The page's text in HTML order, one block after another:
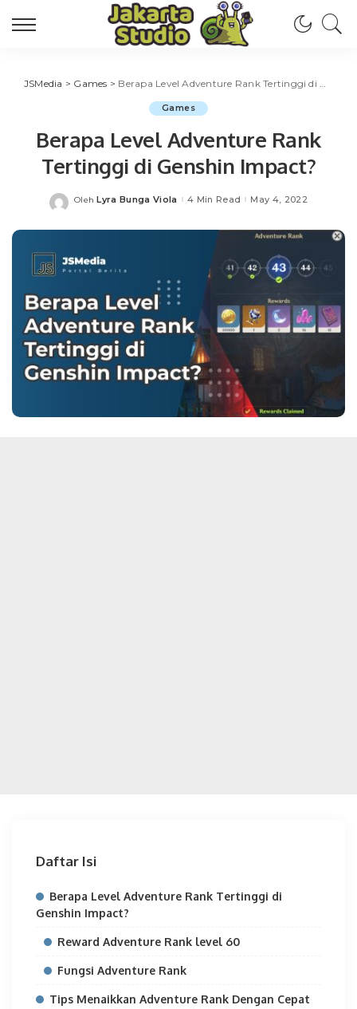
JSMedia > Games > Berapa Level Adventure Rank Tertinggi di Genshin Impact?
Games
Berapa Level Adventure Rank
Tertinggi di Genshin Impact?
Posted
Oleh Lyra Bunga Viola 4 Min Read May 4, 2022
Daftar Isi
Berapa Level Adventure Rank Tertinggi di
Genshin Impact?
Reward Adventure Rank level 60
Fungsi Adventure Rank
Tips Menaikkan Adventure Rank Dengan Cepat